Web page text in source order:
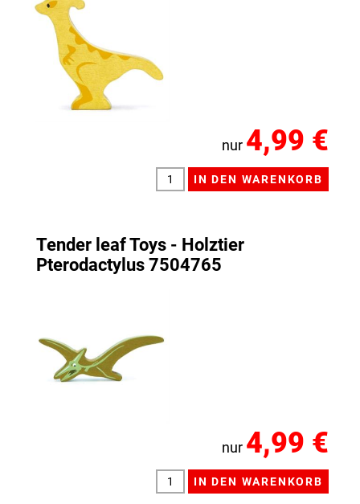
nur 4,99 €
Tender leaf Toys - Holztier
Pterodactylus 7504765
nur 4,99 €